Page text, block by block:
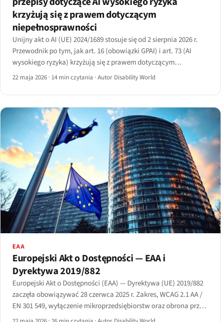
krzyżują się z prawem dotyczącym
niepełnosprawności
Unijny akt o AI (UE) 2024/1689 stosuje się od 2 sierpnia 2026 r.
Przewodnik po tym, jak art. 16 (obowiązki GPAI) i art. 73 (AI
wysokiego ryzyka) krzyżują się z prawem dotyczącym
niepełnosprawności w zatrudnieniu, edukacji i usługach
22 maja 2026 · 14 min czytania ·Autor Disability World
EAA
Europejski Akt o Dostępności — EAA i
Dyrektywa 2019/882
Europejski Akt o Dostępności (EAA) — Dyrektywa (UE) 2019/882
zaczęła obowiązywać 28 czerwca 2025 r. Zakres, WCAG 2.1 AA /
EN 301 549, wyłączenie mikroprzedsiębiorstw oraz obrona przed
nieproporcjonalnym obciążeniem z art. 14.